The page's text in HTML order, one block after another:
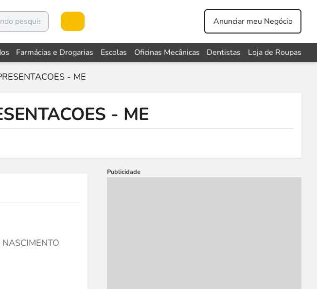
Anunciar meu Negócio
Farmácias e Drogarias Escolas Oficinas Mecânicas Dentistas Loja de Roupas
- ME
- ME
Publicidade